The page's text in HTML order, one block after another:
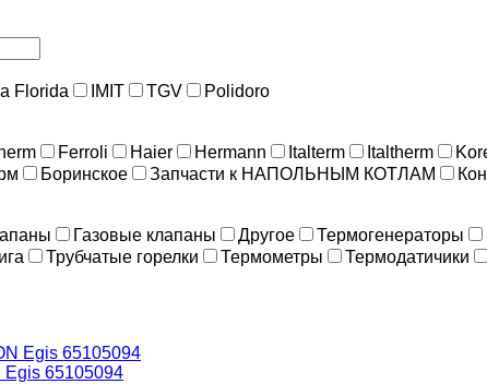
Florida IMIT TGV
Polidoro
Ferroli Haier Hermann Italterm Italtherm
Боринское Запчасти к НАПОЛЬНЫМ КОТЛАМ
Газовые клапаны Другое Термогенераторы
Трубчатые горелки Термометры Термодатичики
Egis 65105094